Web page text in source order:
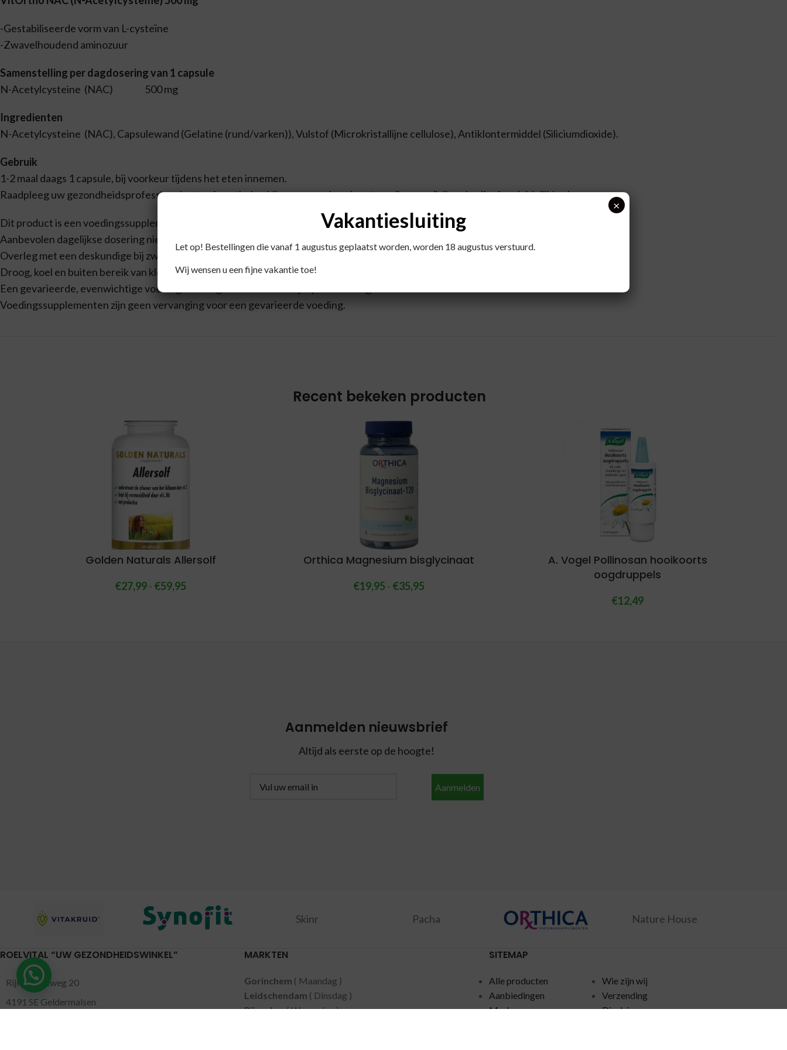
-Gestabiliseerde vorm van L-cysteïne
-Zwavelhoudend aminozuur
Samenstelling per dagdosering van 1 capsule
N-Acetylcysteine (NAC) 500 mg
Ingredienten
N-Acetylcysteine (NAC), Capsulewand (Gelatine (rund/varken)), Vulstof (Microkristallijne cellulose), Antiklontermiddel (Siliciumdioxide).
Gebruik
1-2 maal daags 1 capsule, bij voorkeur tijdens het eten innemen.
Raadpleeg uw gezondheidsprofessional, arts of apotheker bij zwangerschap, borstvoeding, medicijngebruik of onduidelijkheden.
Dit product is een voedingssupplement.
Aanbevolen dagelijkse dosering niet overschrijden.
Overleg met een deskundige bij zwangerschap, lactatie, ziekte en medicijngebruik.
Droog, koel en buiten bereik van kleine kinderen bewaren.
Een gevarieerde, evenwichtige voeding en een gezonde levensstijl zijn van belang.
Voedingssupplementen zijn geen vervanging voor een gevarieerde voeding.
Recent bekeken producten
Golden Naturals Allersolf
€27,99- €59,95
Orthica Magnesium bisglycinaat
€19,95 - €35,95
A. Vogel Pollinosan hooikoorts
oogdruppels
€12,49
Aanmelden nieuwsbrief
Altijd als eerste op de hoogte!
Aanmelden
Skinr Pacha Nature House
ROELVITAL “UW GEZONDHEIDSWINKEL”
Rijksstraatweg 20
4191 SE Geldermalsen
MARKTEN
Gorinchem ( Maandag )
Leidschendam ( Dinsdag )
Pijnacker( Woensdag )
SITEMAP
Alle producten
Wie zijn wij
Aanbiedingen
Verzending
Merken
Disclaimer
Vakantiesluiting
Let op! Bestellingen die vanaf 1 augustus geplaatst worden, worden 18 augustus verstuurd.
Wij wensen u een fijne vakantie toe!
×